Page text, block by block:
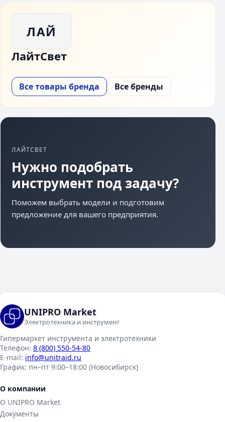
ЛАЙ
ЛайтСвет
Все товары бренда Все бренды
ЛАЙТСВЕТ
Нужно подобрать
инструмент под задачу?
Поможем выбрать модели и подготовим
предложение для вашего предприятия.
UNIPRO Market
Электротехника и инструмент
Гипермаркет инструмента и электротехники
Телефон: 8 (800) 550-54-80
E-mail: info@unitraid.ru
График: пн–пт 9:00–18:00 (Новосибирск)
О компании
О UNIPRO Market
Документы